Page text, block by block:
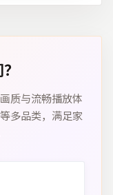
质与流畅播放体
多品类，满足家